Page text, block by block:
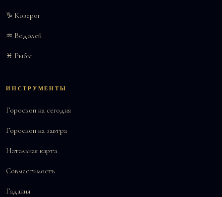
♑ Козерог
♒ Водолей
♓ Рыбы
ИНСТРУМЕНТЫ
Гороскоп на сегодня
Гороскоп на завтра
Натальная карта
Совместимость
Гадания